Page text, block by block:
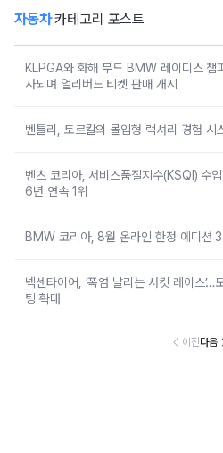
자동차카테고리 포스트
KLPGA와 화해 무드 BMW 레이디스 챔
사되며 얼리버드 티켓 판매 개시
벤틀리, 토르칼의 몰입형 럭셔리 경험 시
벤츠 코리아, 서비스품질지수(KSQI) 수
6년 연속 1위
BMW 코리아, 8월 온라인 한정 에디션 3
넥센타이어, ‘폭염 날리는 서킷 레이스’…
팅 확대
이전다음